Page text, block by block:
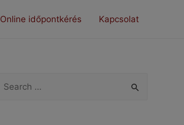
Online időpontkérés Kapcsolat